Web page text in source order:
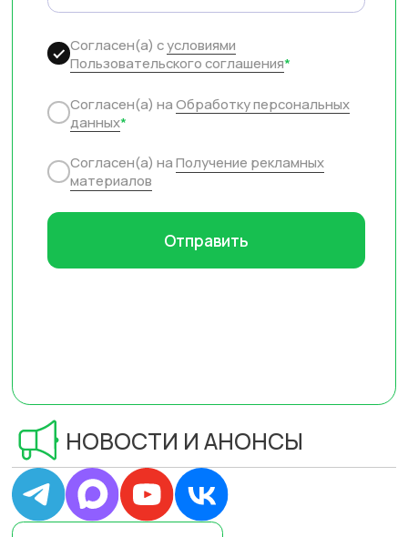
НОВОСТИ И АНОНСЫ
你好
ЮРИДИЧЕСКИЙ И
Гражданский, д. 100 стр. 1, помещ. 242.